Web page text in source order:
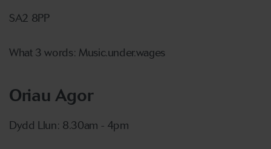
SA2 8PP
What 3 words: Music.under.wages
Oriau Agor
Dydd Llun: 8.30am - 4pm